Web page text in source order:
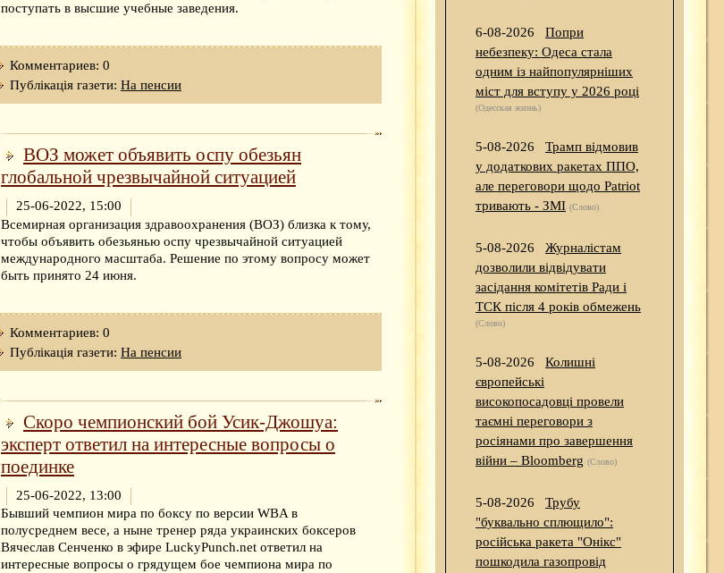
поступать в высшие учебные заведения.
Комментариев: 0
Публікація газети: На пенсии
ВОЗ может объявить оспу обезьян
глобальной чрезвычайной ситуацией
25-06-2022, 15:00
Всемирная организация здравоохранения (ВОЗ) близка к тому,
чтобы объявить обезьянью оспу чрезвычайной ситуацией
международного масштаба. Решение по этому вопросу может
быть принято 24 июня.
Комментариев: 0
Публікація газети: На пенсии
Скоро чемпионский бой Усик-Джошуа:
эксперт ответил на интересные вопросы о
поединке
25-06-2022, 13:00
Бывший чемпион мира по боксу по версии WBA в
полусреднем весе, а ныне тренер ряда украинских боксеров
Вячеслав Сенченко в эфире LuckyPunch.net ответил на
интересные вопросы о грядущем бое чемпиона мира по
6-08-2026
Попри
небезпеку: Одеса стала
одним із найпопулярніших
міст для вступу у 2026 році
(Одесская жизнь)
5-08-2026
Трамп відмовив
у додаткових ракетах ППО,
але переговори щодо Patriot
тривають - ЗМІ (Слово)
5-08-2026
Журналістам
дозволили відвідувати
засідання комітетів Ради і
ТСК після 4 років обмежень
(Слово)
5-08-2026
Колишні
європейські
високопосадовці провели
таємні переговори з
росіянами про завершення
війни – Bloomberg (Слово)
5-08-2026
Трубу
"буквально сплющило":
російська ракета "Онікс"
пошкодила газопровід